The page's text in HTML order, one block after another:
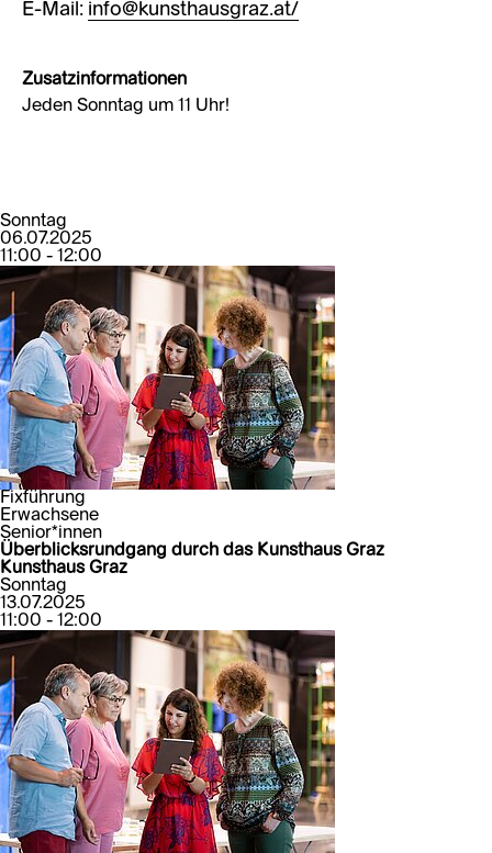
E-Mail: info@kunsthausgraz.at/
Zusatzinformationen
Jeden Sonntag um 11 Uhr!
Sonntag
06.07.2025
11:00 - 12:00
Fixführung
Erwachsene
Senior*innen
Überblicksrundgang durch das Kunsthaus Graz
Kunsthaus Graz
Sonntag
13.07.2025
11:00 - 12:00